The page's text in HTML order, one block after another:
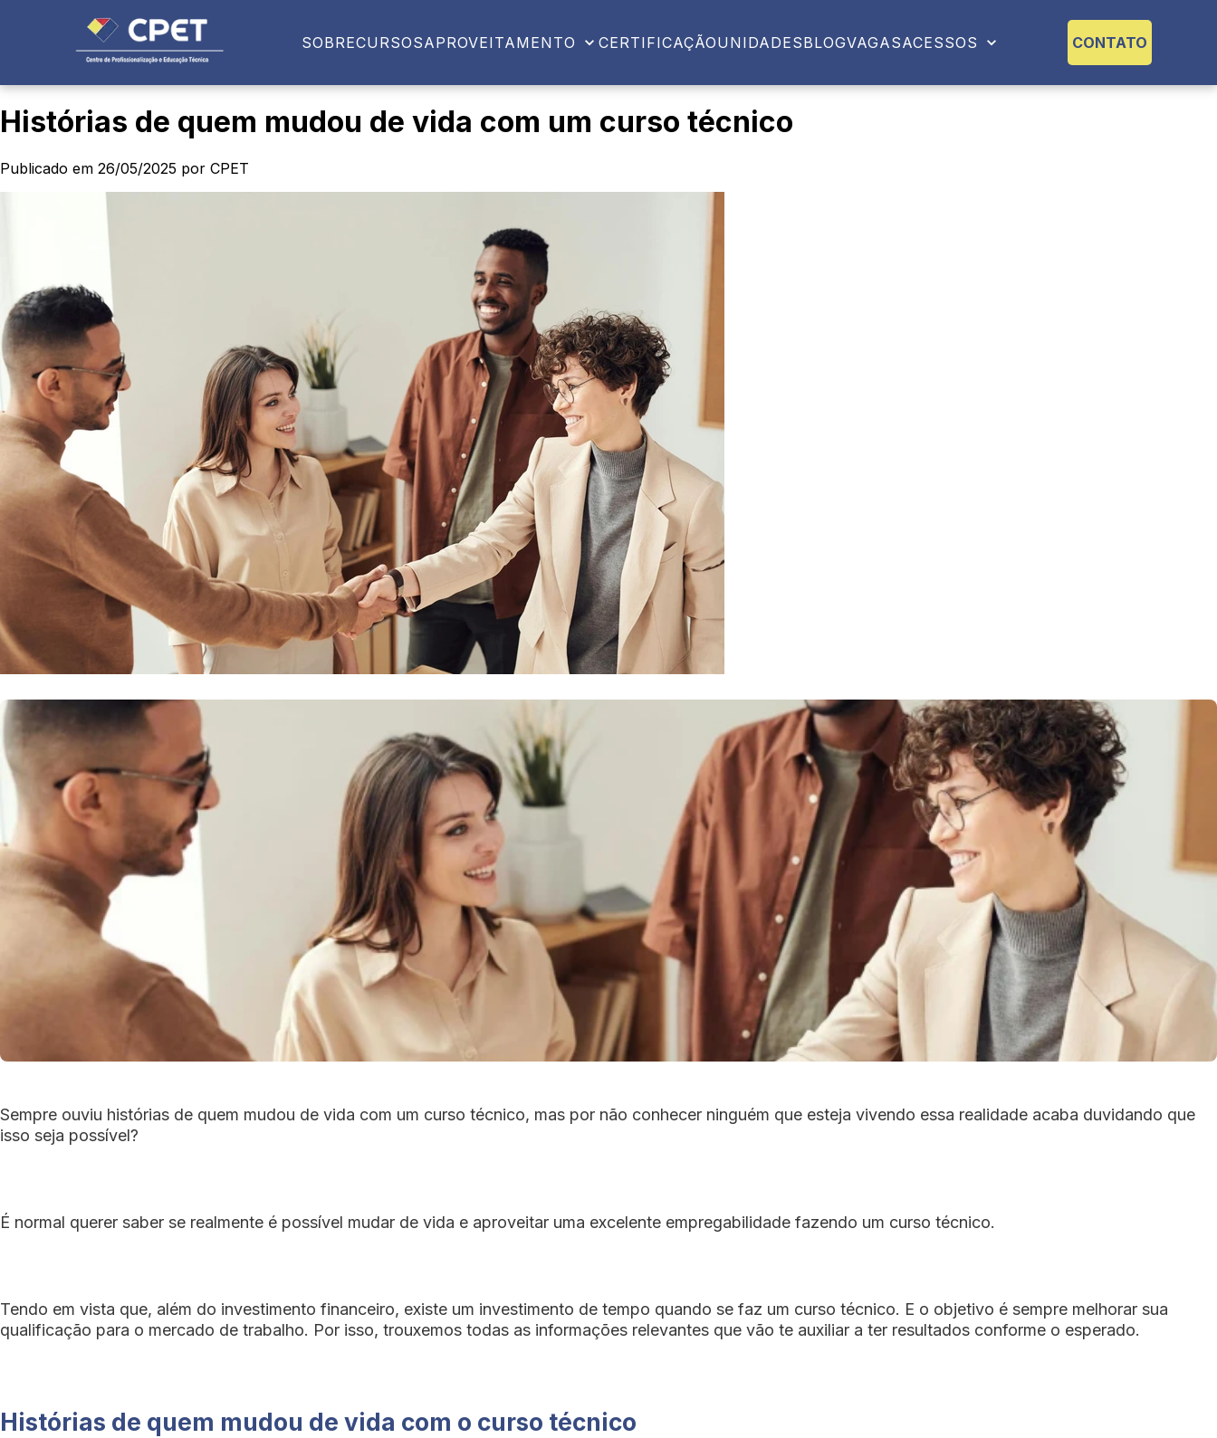
SOBRECURSOSAPROVEITAMENTO CERTIFICAÇÃOUNIDADESBLOGVAGASACESSOS CONTATO
Histórias de quem mudou de vida com um curso técnico
Publicado em 26/05/2025 por CPET
Sempre ouviu histórias de quem mudou de vida com um curso técnico, mas por não conhecer ninguém que esteja vivendo essa realidade acaba duvidando que
isso seja possível?
É normal querer saber se realmente é possível mudar de vida e aproveitar uma excelente empregabilidade fazendo um curso técnico.
Tendo em vista que, além do investimento financeiro, existe um investimento de tempo quando se faz um curso técnico. E o objetivo é sempre melhorar sua
qualificação para o mercado de trabalho. Por isso, trouxemos todas as informações relevantes que vão te auxiliar a ter resultados conforme o esperado.
Histórias de quem mudou de vida com o curso técnico